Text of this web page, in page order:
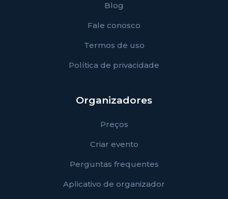
Blog
Fale conosco
Termos de uso
Política de privacidade
Organizadores
Preços
Criar evento
Perguntas frequentes
Aplicativo de organizador